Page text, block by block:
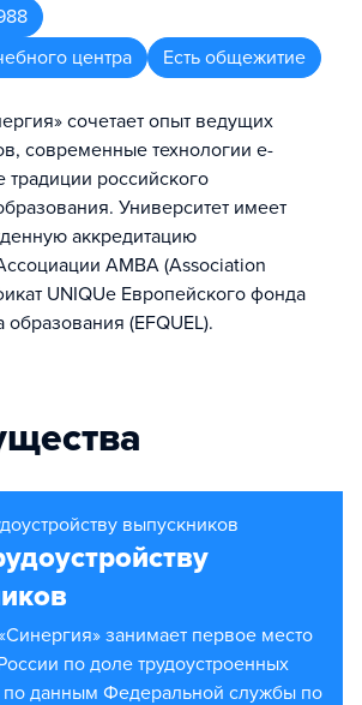
центра
Есть общежитие
сочетает опыт ведущих
современные технологии e-
российского
Университет имеет
аккредитацию
AMBA (Association
UNIQUe Европейского фонда
образования (EFQUEL).
выпускников
по доле трудоустроенных
по данным Федеральной службы по